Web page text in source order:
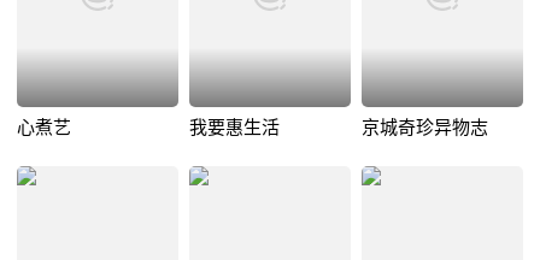
心煮艺 我要惠生活 京城奇珍异物志